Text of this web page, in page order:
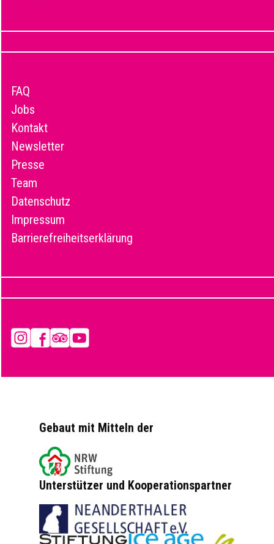
FAQ
Jobs
Kontakt
Newsletter
Presse
Team
Datenschutz
Impressum
Barrierefreiheitserklärung
InstagramFacebook
Tripadvisor
YouTube
Gebaut mit Mitteln der
Unterstützer und Kooperationspartner